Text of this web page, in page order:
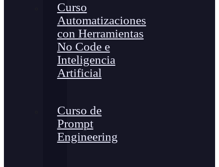
Curso
Automatizaciones
con Herramientas
No Code e
Inteligencia
Artificial
Curso de
Prompt
Engineering